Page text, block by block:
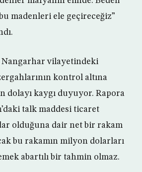
madenleri ele geçireceğiz”
vilayetindeki
kontrol altına
dolayı kaygı duyuyor. Rapora
talk maddesi ticaret
olduğuna dair net bir rakam
bu rakamın milyon dolarları
abartılı bir tahmin olmaz.